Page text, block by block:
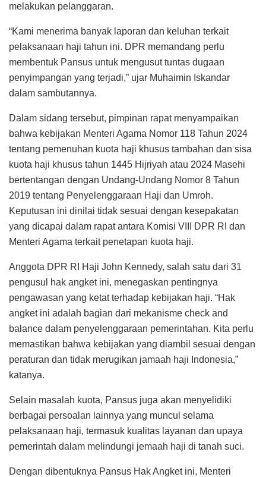
melakukan pelanggaran.
“Kami menerima banyak laporan dan keluhan terkait
pelaksanaan haji tahun ini. DPR memandang perlu
membentuk Pansus untuk mengusut tuntas dugaan
penyimpangan yang terjadi,” ujar Muhaimin Iskandar
dalam sambutannya.
Dalam sidang tersebut, pimpinan rapat menyampaikan
bahwa kebijakan Menteri Agama Nomor 118 Tahun 2024
tentang pemenuhan kuota haji khusus tambahan dan sisa
kuota haji khusus tahun 1445 Hijriyah atau 2024 Masehi
bertentangan dengan Undang-Undang Nomor 8 Tahun
2019 tentang Penyelenggaraan Haji dan Umroh.
Keputusan ini dinilai tidak sesuai dengan kesepakatan
yang dicapai dalam rapat antara Komisi VIII DPR RI dan
Menteri Agama terkait penetapan kuota haji.
Anggota DPR RI Haji John Kennedy, salah satu dari 31
pengusul hak angket ini, menegaskan pentingnya
pengawasan yang ketat terhadap kebijakan haji. “Hak
angket ini adalah bagian dari mekanisme check and
balance dalam penyelenggaraan pemerintahan. Kita perlu
memastikan bahwa kebijakan yang diambil sesuai dengan
peraturan dan tidak merugikan jamaah haji Indonesia,”
katanya.
Selain masalah kuota, Pansus juga akan menyelidiki
berbagai persoalan lainnya yang muncul selama
pelaksanaan haji, termasuk kualitas layanan dan upaya
pemerintah dalam melindungi jemaah haji di tanah suci.
Dengan dibentuknya Pansus Hak Angket ini, Menteri